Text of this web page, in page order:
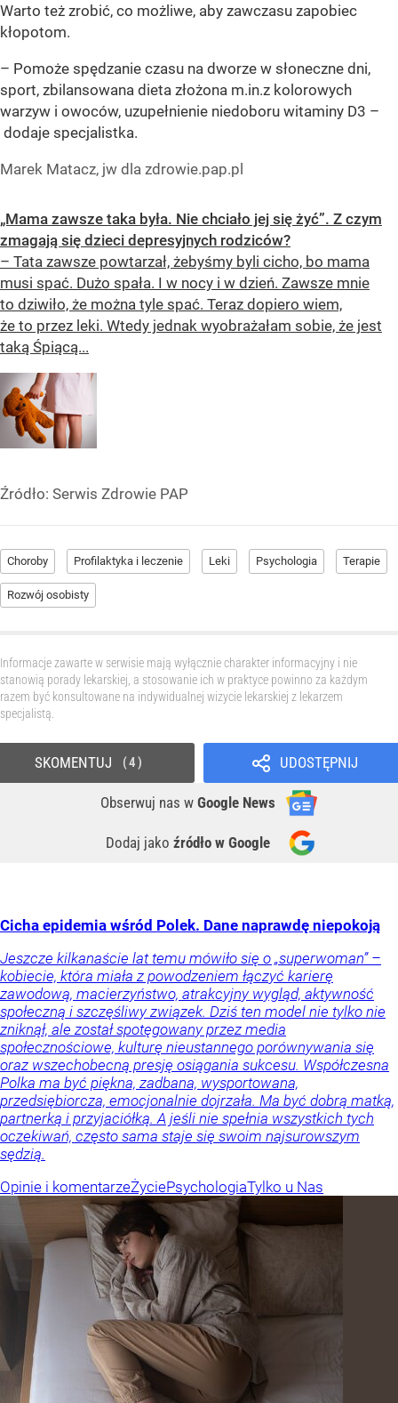
Warto też zrobić, co możliwe, aby zawczasu zapobiec
kłopotom.
– Pomoże spędzanie czasu na dworze w słoneczne dni,
sport, zbilansowana dieta złożona m.in.z kolorowych
warzyw i owoców, uzupełnienie niedoboru witaminy D3 –
dodaje specjalistka.
Marek Matacz, jw dla zdrowie.pap.pl
„Mama zawsze taka była. Nie chciało jej się żyć”. Z czym
zmagają się dzieci depresyjnych rodziców?
– Tata zawsze powtarzał, żebyśmy byli cicho, bo mama
musi spać. Dużo spała. I w nocy i w dzień. Zawsze mnie
to dziwiło, że można tyle spać. Teraz dopiero wiem,
że to przez leki. Wtedy jednak wyobrażałam sobie, że jest
taką Śpiącą...
Źródło: Serwis Zdrowie PAP
Choroby Profilaktyka i leczenie Leki Psychologia Terapie
Rozwój osobisty
Informacje zawarte w serwisie mają wyłącznie charakter informacyjny i nie
stanowią porady lekarskiej, a stosowanie ich w praktyce powinno za każdym
razem być konsultowane na indywidualnej wizycie lekarskiej z lekarzem
specjalistą.
UDOSTĘPNIJ
Obserwuj nas w Google News
Dodaj jako źródło w Google
SKOMENTUJ 4
Cicha epidemia wśród Polek. Dane naprawdę niepokoją
Jeszcze kilkanaście lat temu mówiło się o „superwoman” –
kobiecie, która miała z powodzeniem łączyć karierę
zawodową, macierzyństwo, atrakcyjny wygląd, aktywność
społeczną i szczęśliwy związek. Dziś ten model nie tylko nie
zniknął, ale został spotęgowany przez media
społecznościowe, kulturę nieustannego porównywania się
oraz wszechobecną presję osiągania sukcesu. Współczesna
Polka ma być piękna, zadbana, wysportowana,
przedsiębiorcza, emocjonalnie dojrzała. Ma być dobrą matką,
partnerką i przyjaciółką. A jeśli nie spełnia wszystkich tych
oczekiwań, często sama staje się swoim najsurowszym
sędzią.
Opinie i komentarzeŻyciePsychologiaTylko u Nas